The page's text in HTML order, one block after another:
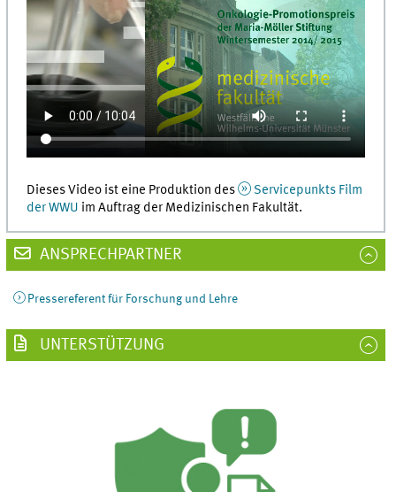
Dieses Video ist eine Produktion des
Servicepunkts Film
der WWU im Auftrag der Medizinischen Fakultät.
ANSPRECHPARTNER
Pressereferent für Forschung und Lehre
UNTERSTÜTZUNG